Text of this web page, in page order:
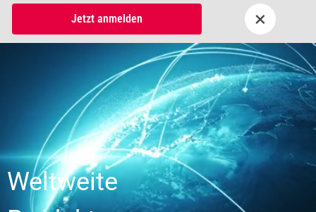
Jetzt anmelden
×
Weltweite